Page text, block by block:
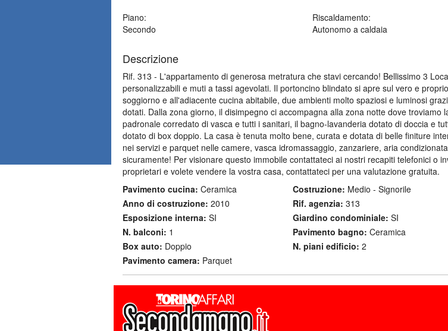
Piano:
Secondo
Riscaldamento:
Autonomo a caldaia
Descrizione
Rif. 313 - L'appartamento di generosa metratura che stavi cercando! Bellissimo 3
personalizzabili e muti a tassi agevolati. Il portoncino blindato si apre sul vero e
soggiorno e all'adiacente cucina abitabile, due ambienti molto spaziosi e luminosi
dotati. Dalla zona giorno, il disimpegno ci accompagna alla zona notte dove
padronale corredato di vasca e tutti i sanitari, il bagno-lavanderia dotato di doccia e
dotato di box doppio. La casa è tenuta molto bene, curata e dotata di belle finiture
nei servizi e parquet nelle camere, vasca idromassaggio, zanzariere, aria
sicuramente! Per visionare questo immobile contattateci ai nostri recapiti telefonici o
proprietari e volete vendere la vostra casa, contattateci per una valutazione gratuita.
Pavimento cucina: Ceramica Costruzione: Medio - Signorile
Anno di costruzione: 2010 Rif. agenzia: 313
Esposizione interna: SI Giardino condominiale: SI
N. balconi: 1 Pavimento bagno: Ceramica
Box auto: Doppio N. piani edificio: 2
Pavimento camera: Parquet